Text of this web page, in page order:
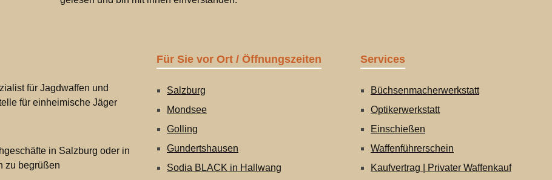
für Jagdwaffen und
für einheimische Jäger
in Salzburg oder in
zu begrüßen
Für Sie vor Ort / Öffnungszeiten
Salzburg
Mondsee
Golling
Gundertshausen
Sodia BLACK in Hallwang
Services
Büchsenmacherwerkstatt
Optikerwerkstatt
Einschießen
Waffenführerschein
Kaufvertrag | Privater Waffenkauf